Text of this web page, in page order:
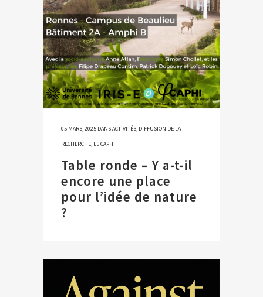
05 MARS, 2025 DANSACTIVITÉS, DIFFUSION DE LA
RECHERCHE, LE CAPHI
Table ronde – Y a-t-il
encore une place
pour l’idée de nature
?